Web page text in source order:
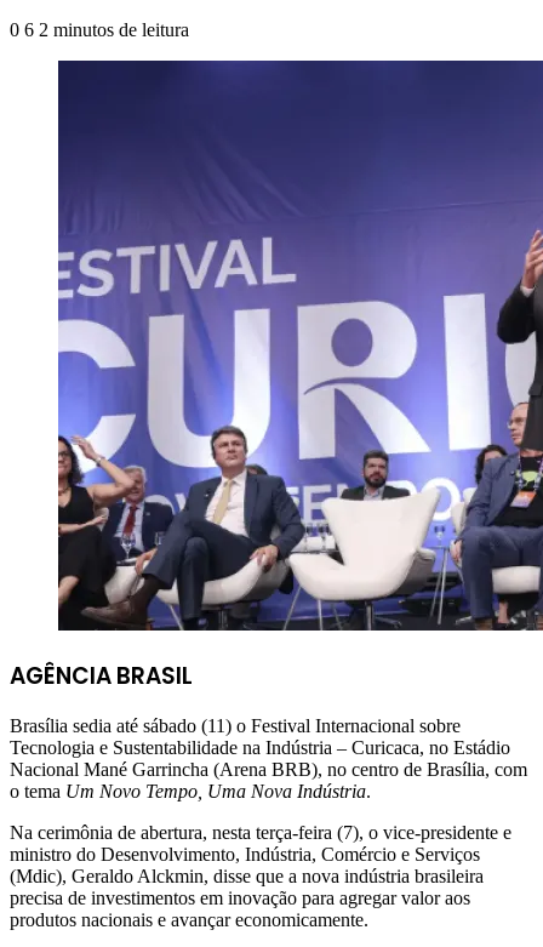
0 6 2 minutos de leitura
AGÊNCIA BRASIL
Brasília sedia até sábado (11) o Festival Internacional sobre
Tecnologia e Sustentabilidade na Indústria – Curicaca, no Estádio
Nacional Mané Garrincha (Arena BRB), no centro de Brasília, com
o tema Um Novo Tempo, Uma Nova Indústria.
Na cerimônia de abertura, nesta terça-feira (7), o vice-presidente e
ministro do Desenvolvimento, Indústria, Comércio e Serviços
(Mdic), Geraldo Alckmin, disse que a nova indústria brasileira
precisa de investimentos em inovação para agregar valor aos
produtos nacionais e avançar economicamente.